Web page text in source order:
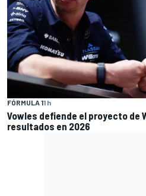
FÓRMULA 11 h
Vowles defiende el proyecto de
resultados en 2026